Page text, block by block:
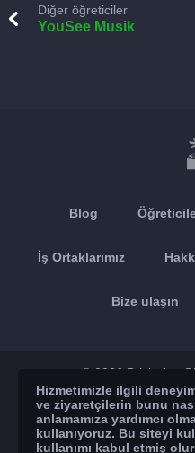
Diğer öğreticiler
YouSee Musik
Blog
İş Ortaklarımız
Bize ulaşın
© 2026 Brickoft
App Store
Hizmetimizle ilgili
ve ziyaretçilerin bunu
anlamamıza yardımcı
kullanıyoruz. Bu siteyi
kullanımı kabul etmiş